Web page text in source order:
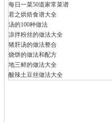
每日一菜50道家常菜谱
君之烘焙食谱大全
汤的100种做法
凉拌粉丝的做法大全
猪肝汤的做法整合
烧饼的做法和配方
地三鲜的做法大全
酸辣土豆丝做法大全